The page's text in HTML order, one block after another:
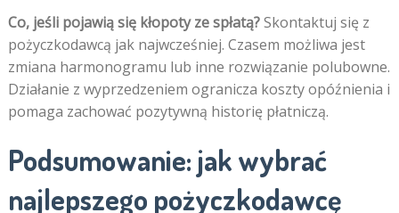
Co, jeśli pojawią się kłopoty ze spłatą?Skontaktuj się z
pożyczkodawcą jak najwcześniej. Czasem możliwa jest
zmiana harmonogramu lub inne rozwiązanie polubowne.
Działanie z wyprzedzeniem ogranicza koszty opóźnienia i
pomaga zachować pozytywną historię płatniczą.
Podsumowanie: jak wybrać
najlepszego pożyczkodawcę